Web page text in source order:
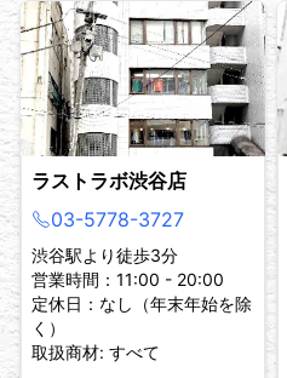
ラストラボ渋谷店
03-5778-3727
渋谷駅より徒歩3分
営業時間：11:00 - 20:00
定休日：なし（年末年始を除
く）
取扱商材: すべて